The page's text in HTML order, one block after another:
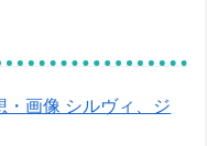
・画像 シルヴィ、ジ